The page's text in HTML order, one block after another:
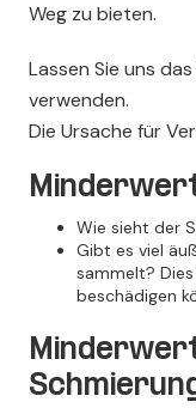
Weg zu bieten.
Lassen Sie uns
verwenden.
Die Ursache für
Wie sieht der
Gibt es viel
sammelt?
beschädigen